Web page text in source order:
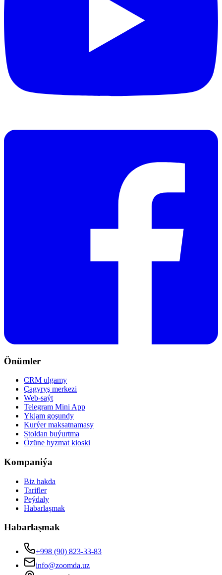
Önümler
CRM ulgamy
Çagyryş merkezi
Web-saýt
Telegram Mini App
Ykjam goşundy
Kurýer maksatnamasy
Stoldan buýurtma
Özüne hyzmat kioski
Kompaniýa
Biz hakda
Tarifler
Peýdaly
Habarlaşmak
Habarlaşmak
+998 (90) 823-33-83
info@zoomda.uz